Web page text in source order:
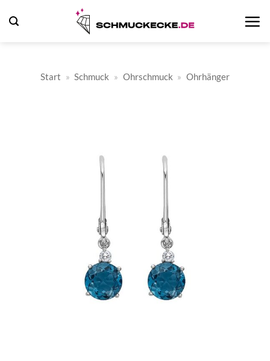
Inhalt
Start » Schmuck » Ohrschmuck » Ohrhänger